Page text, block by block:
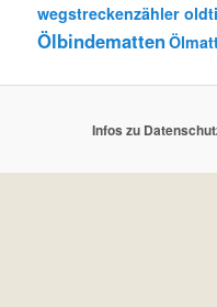
wegstreckenzähler
Ölbindematten
Infos zu